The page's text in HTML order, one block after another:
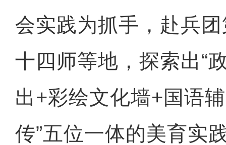
会实践为抓手，赴兵
十四师等地，探索出“
出+彩绘文化墙+国语
传”五位一体的美育实